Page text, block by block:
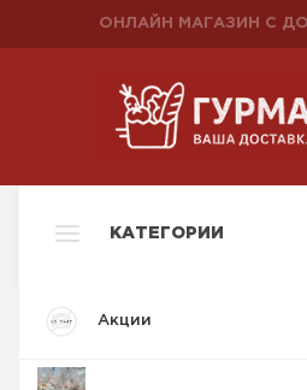
ОНЛАЙН МАГАЗИН С
КАТЕГОРИИ
Акции